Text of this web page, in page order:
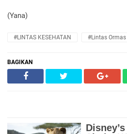
(Yana)
#LINTAS KESEHATAN #Lintas Ormas
BAGIKAN